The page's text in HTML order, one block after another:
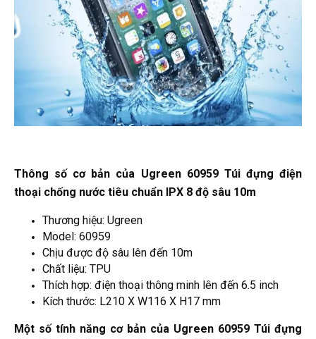
Thông số cơ bản của Ugreen 60959 Túiđựng điện
thoại chống nước tiêu chuẩn IPX 8 độ sâu 10m
Thương hiệu: Ugreen
Model: 60959
Chịu được độ sâu lên đến 10m
Chất liệu: TPU
Thích hợp: điện thoại thông minh lên đến 6.5 inch
Kích thước: L210 X W116 X H17 mm​
Một số tính năng cơ bản của Ugreen 60959 Túi đựng